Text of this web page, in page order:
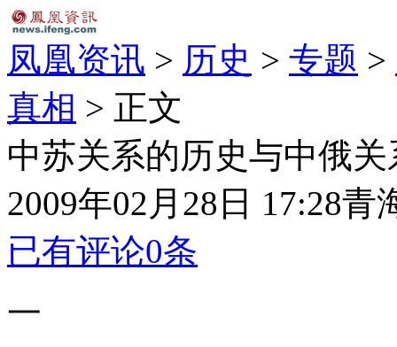
凤凰资讯 > 历史 > 专题 >
真相 > 正文
中苏关系的历史与中俄
2009年02月28日 17:28青
已有评论0条
一